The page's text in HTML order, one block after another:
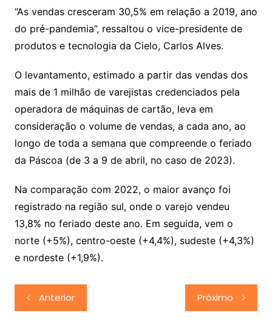
“As vendas cresceram 30,5% em relação a 2019, ano
do pré-pandemia”, ressaltou o vice-presidente de
produtos e tecnologia da Cielo, Carlos Alves.
O levantamento, estimado a partir das vendas dos
mais de 1 milhão de varejistas credenciados pela
operadora de máquinas de cartão, leva em
consideração o volume de vendas, a cada ano, ao
longo de toda a semana que compreende o feriado
da Páscoa (de 3 a 9 de abril, no caso de 2023).
Na comparação com 2022, o maior avanço foi
registrado na região sul, onde o varejo vendeu
13,8% no feriado deste ano. Em seguida, vem o
norte (+5%), centro-oeste (+4,4%), sudeste (+4,3%)
e nordeste (+1,9%).
Navegação
de
Anterior Próximo